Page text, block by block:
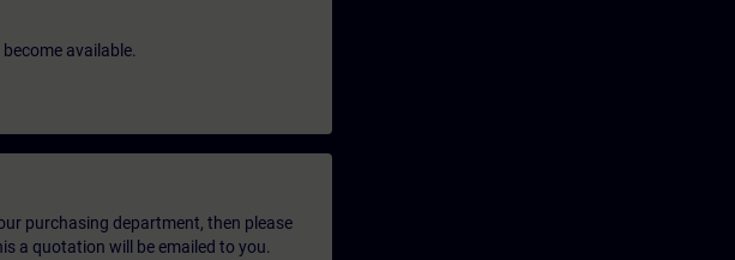
available.
purchasing department, then please
a quotation will be emailed to you.